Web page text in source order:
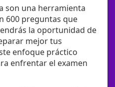
son una herramienta
600 preguntas que
la oportunidad de
mejor tus
enfoque práctico
enfrentar el examen